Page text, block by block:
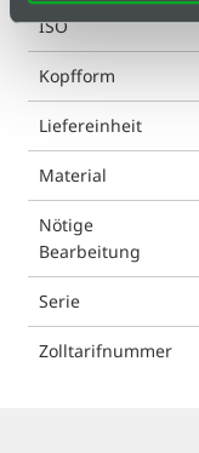
ISO
Kopfform
Liefereinheit
Material
Nötige
Bearbeitung
Serie
Zolltarifnummer